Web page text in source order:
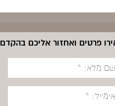
פרטים ואחזור אליכם בהקדם